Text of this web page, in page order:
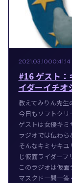
2021.03.1000:41:14
#16 ゲスト：
イダーイチオ
教えてみりん先生
今日もソフトクリ
ゲストは女優キ
ラジオでは伝わら
そんなキミサキ
じ仮面ライダーフ
このラジオは仮面
マスクド一問一答